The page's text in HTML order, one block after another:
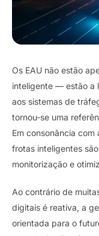
Os EAU não estão
inteligente — estão a
aos sistemas de
tornou-se uma
Em consonância
frotas inteligentes
monitorização e
Ao contrário de
digitais é reativa, a
orientada para o